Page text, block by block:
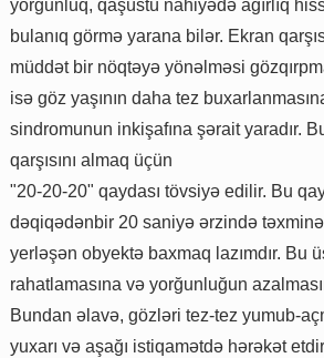
yorğunluq, qaşüstü nahiyədə ağırlıq
bulanıq görmə yarana bilər. Ekran
müddət bir nöqtəyə yönəlməsi
isə göz yaşının daha tez
sindromunun inkişafına şərait yaradır.
qarşısını almaq üçün
"20-20-20" qaydası tövsiyə edilir. Bu
dəqiqədənbir 20 saniyə ərzində
yerləşən obyektə baxmaq lazımdır. Bu
rahatlamasına və yorğunluğun
Bundan əlavə, gözləri tez-tez yumub-
yuxarı və aşağı istiqamətdə hərəkət